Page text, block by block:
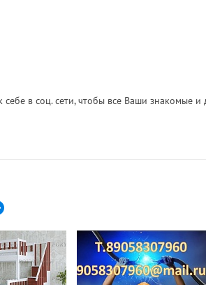
в соц. сети, чтобы все Ваши знакомые